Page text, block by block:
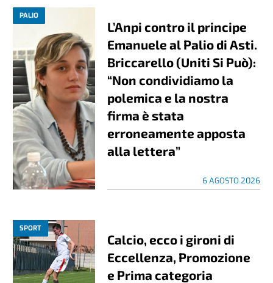
PALIO
L’Anpi contro il principe
Emanuele al Palio di Asti.
Briccarello (Uniti Si Può):
“Non condividiamo la
polemica e la nostra
firma è stata
erroneamente apposta
alla lettera”
6 AGOSTO 2026
SPORT
Calcio, ecco i gironi di
Eccellenza, Promozione
e Prima categoria